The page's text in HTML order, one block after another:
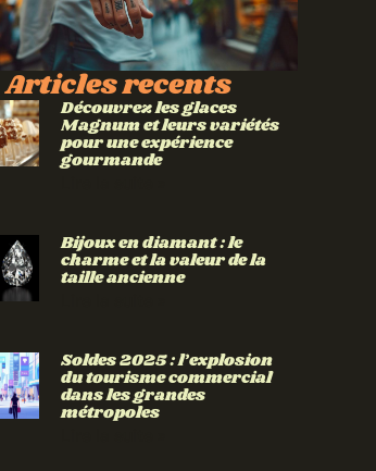
Articles recents
Découvrez les glaces
Magnum et leurs variétés
pour une expérience
gourmande
Bijoux en diamant : le
charme et la valeur de la
taille ancienne
Soldes 2025 : l’explosion
du tourisme commercial
dans les grandes
métropoles